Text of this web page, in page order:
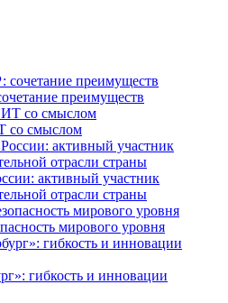
преимуществ
со смыслом
активный участник
отрасли страны
мирового уровня
гибкость и инновации